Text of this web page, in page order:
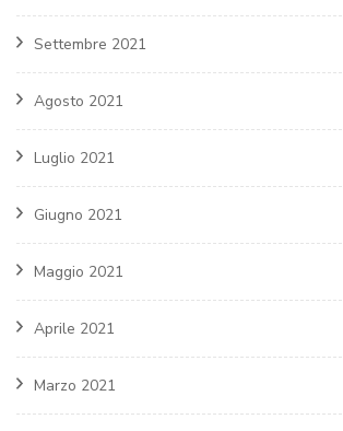
Settembre 2021
Agosto 2021
Luglio 2021
Giugno 2021
Maggio 2021
Aprile 2021
Marzo 2021